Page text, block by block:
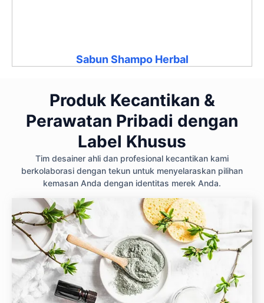
Sabun Shampo Herbal
Produk Kecantikan &
Perawatan Pribadi dengan
Label Khusus
Tim desainer ahli dan profesional kecantikan kami
berkolaborasi dengan tekun untuk menyelaraskan pilihan
kemasan Anda dengan identitas merek Anda.